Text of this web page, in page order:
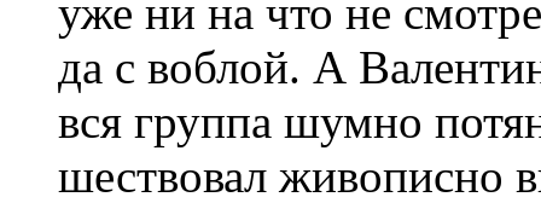
уже ни на что не
да с воблой. А
вся группа шумно
шествовал живописно